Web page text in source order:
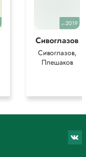
уч.2019
Сивоглазов
Сивоглазов,
Плешаков